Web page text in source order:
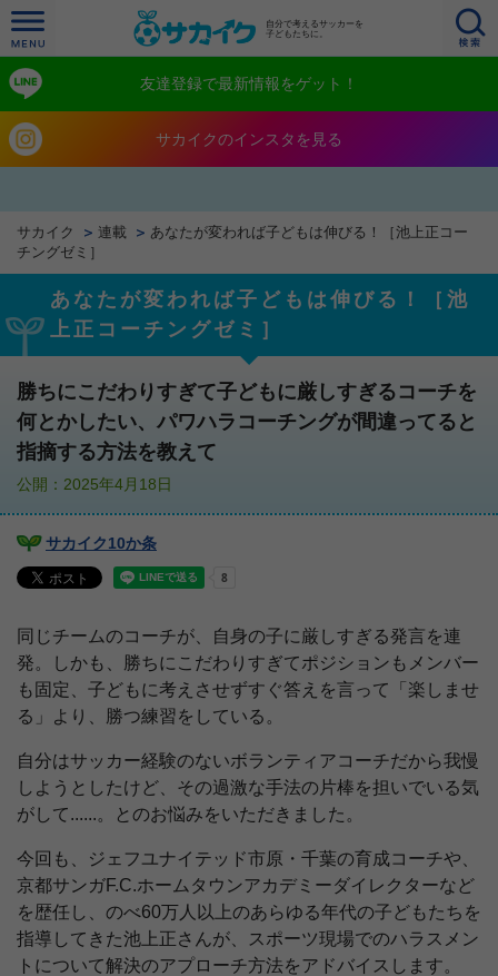
自分で考えるサッカーを
子どもたちに。
友達登録で最新情報をゲット！
サカイクのインスタを見る
サカイク 連載
あなたが変われば子どもは伸びる！［池上正コー
チングゼミ］
あなたが変われば子どもは伸びる！［池
上正コーチングゼミ］
勝ちにこだわりすぎて子どもに厳しすぎるコーチを
何とかしたい、パワハラコーチングが間違ってると
指摘する方法を教えて
公開：2025年4月18日
サカイク10か条
同じチームのコーチが、自身の子に厳しすぎる発言を連
発。しかも、勝ちにこだわりすぎてポジションもメンバー
も固定、子どもに考えさせずすぐ答えを言って「楽しませ
る」より、勝つ練習をしている。
自分はサッカー経験のないボランティアコーチだから我慢
しようとしたけど、その過激な手法の片棒を担いでいる気
がして......。とのお悩みをいただきました。
今回も、ジェフユナイテッド市原・千葉の育成コーチや、
京都サンガF.C.ホームタウンアカデミーダイレクターなど
を歴任し、のべ60万人以上のあらゆる年代の子どもたちを
指導してきた池上正さんが、スポーツ現場でのハラスメン
トについて解決のアプローチ方法をアドバイスします。